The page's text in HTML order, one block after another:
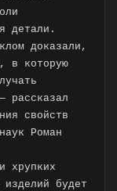
детали.
доказали,
в которую
рассказал
свойств
Роман
хрупких
изделий будет